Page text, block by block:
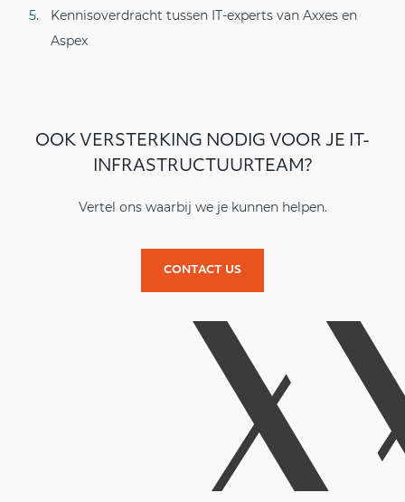
Kennisoverdracht tussen IT-experts van Axxes en
Aspex
OOK VERSTERKING NODIG VOOR JE IT-
INFRASTRUCTUURTEAM?
Vertel ons waarbij we je kunnen helpen.